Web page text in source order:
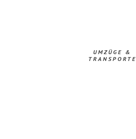
UMZÜGE &
TRANSPORTE